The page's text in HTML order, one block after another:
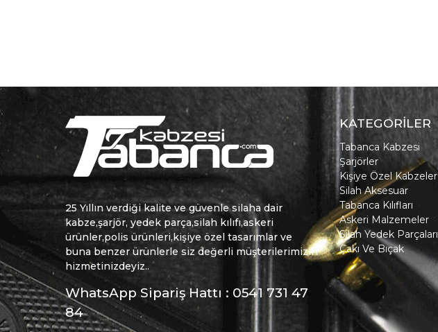
25 Yıllın verdiği kalite ve güvenle silaha dair
kabze,şarjör, yedek parça,silah kılıfı,askeri
ürünler,polis ürünleri,kişiye özel tasarımlar ve
buna benzer ürünlerle siz değerli müşterilerimizin
hizmetinizdeyiz..
WhatsApp Sipariş Hattı : 0541 731 47
84
KATEGORİLER
Tabanca Kabzesi
Şarjörler
Kişiye Özel Kabzeler
Silah Aksesuar
Tabanca Kılıfları
Askeri Malzemeler
Silah Yedek Parçaları
Çakı Ve Bıçak